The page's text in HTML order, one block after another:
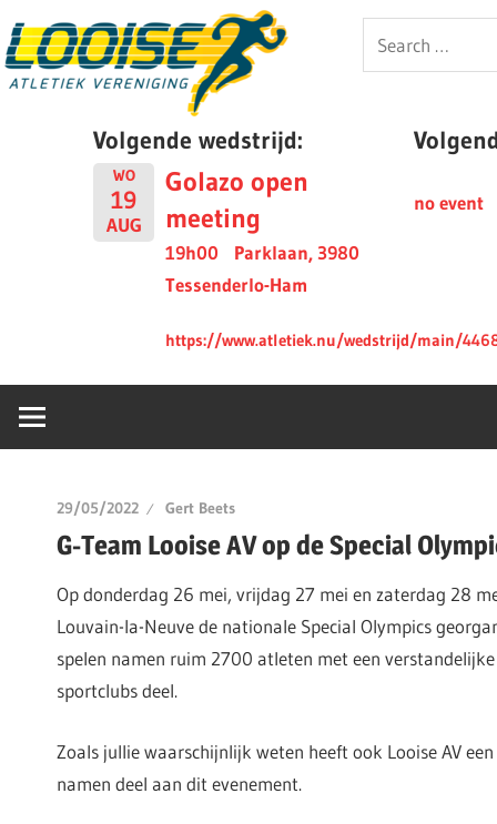
to
content
Looise
Search
for:
Volgende wedstrijd:
WO
19
AUG
Golazo open
meeting
19h00
Parklaan, 3980
Tessenderlo-Ham
https://www.atletiek.nu/wedstrijd/main/
no event
29/05/2022 Gert Beets
G-Team Looise AV op de Special
Op donderdag 26 mei, vrijdag 27 mei en zaterdag 28
Louvain-la-Neuve de nationale Special Olympics
spelen namen ruim 2700 atleten met een
sportclubs deel.
Zoals jullie waarschijnlijk weten heeft ook Looise AV
namen deel aan dit evenement.